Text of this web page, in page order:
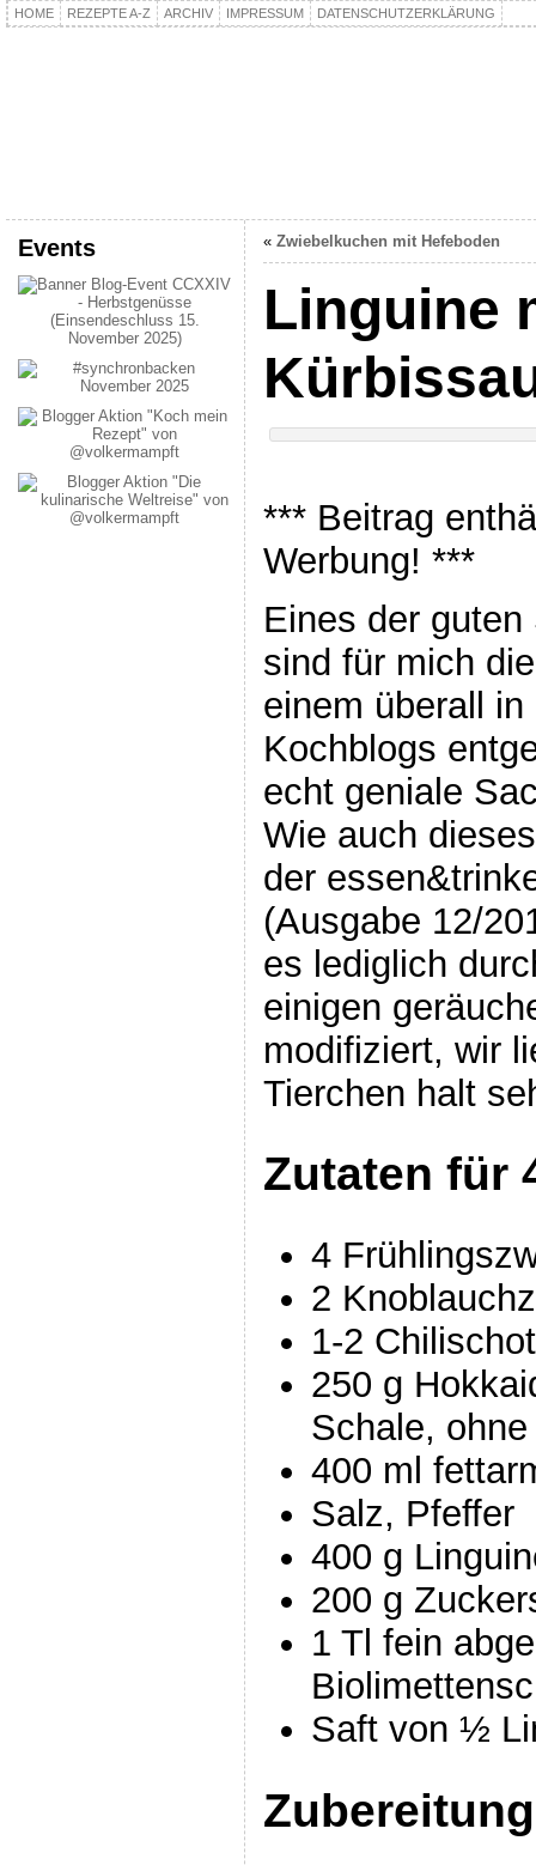
HOME REZEPTE A-Z ARCHIV IMPRESSUM DATENSCHUTZERKLÄRUNG
Events « Zwiebelkuchen mit Hefeboden
Linguine
*** Beitrag
Werbung! ***
Eines der
sind für mich
einem überall
Kochblogs
echt geniale
Wie auch
der
(Ausgabe 12/
es lediglich
einigen
modifiziert, wir
Tierchen halt
Zutaten für
4
2
1-2
250 g
Schale,
400 ml
Salz, Pfeffer
400 g
200 g
1 Tl fein
Saft von ½